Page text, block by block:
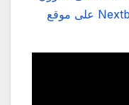
كاميرا القيادة Nextbase 622GW على موقع